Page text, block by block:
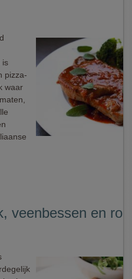
is
pizza-
waar
veenbessen en